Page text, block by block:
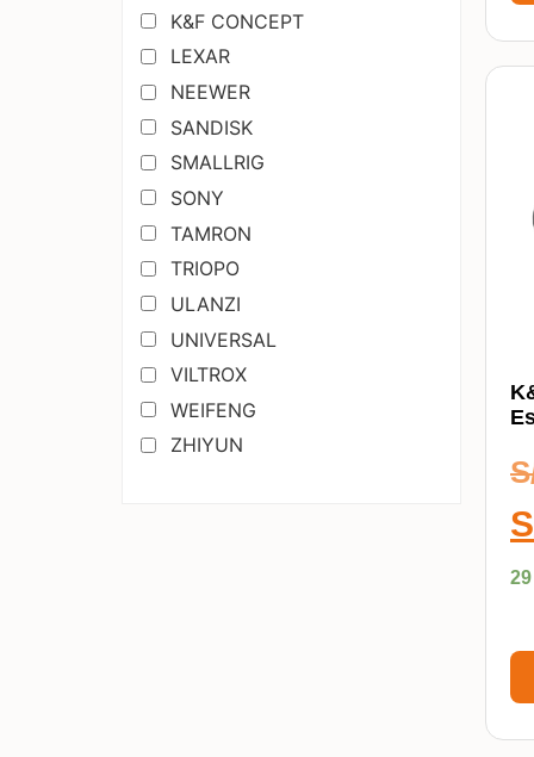
K&F CONCEPT
LEXAR
NEEWER
SANDISK
SMALLRIG
SONY
TAMRON
TRIOPO
ULANZI
UNIVERSAL
VILTROX
WEIFENG
ZHIYUN